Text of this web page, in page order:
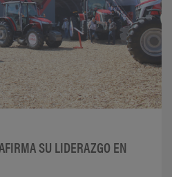
SU LIDERAZGO EN